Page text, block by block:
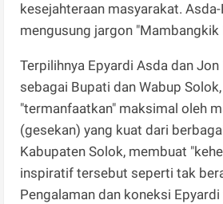
kesejahteraan masyarakat.
mengusung jargon "Mambangkik
Terpilihnya Epyardi Asda dan
sebagai Bupati dan Wabup
"termanfaatkan" maksimal oleh
(gesekan) yang kuat dari
Kabupaten Solok, membuat
inspiratif tersebut seperti tak
Pengalaman dan koneksi